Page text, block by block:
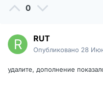
0
RUT
Опубликовано 28
удалите, дополнение